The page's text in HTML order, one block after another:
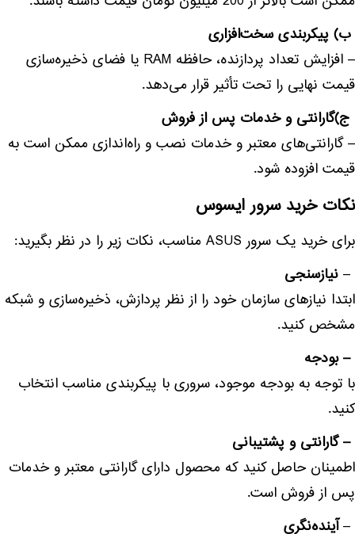
ب) پیکربندی سخت‌افزاری
– افزایش تعداد پردازنده، حافظه RAM یا فضای ذخیره‌سازی
قیمت نهایی را تحت تأثیر قرار می‌دهد.
ج)گارانتی و خدمات پس از فروش
– گارانتی‌های معتبر و خدمات نصب و راه‌اندازی ممکن است به
قیمت افزوده شود.
نکات خرید سرور ایسوس
برای خرید یک سرور ASUS مناسب، نکات زیر را در نظر بگیرید:
– نیازسنجی
ابتدا نیازهای سازمان خود را از نظر پردازش، ذخیره‌سازی و شبکه
مشخص کنید.
– بودجه
با توجه به بودجه موجود، سروری با پیکربندی مناسب انتخاب
کنید.
– گارانتی و پشتیبانی
اطمینان حاصل کنید که محصول دارای گارانتی معتبر و خدمات
پس از فروش است.
–آینده‌نگری